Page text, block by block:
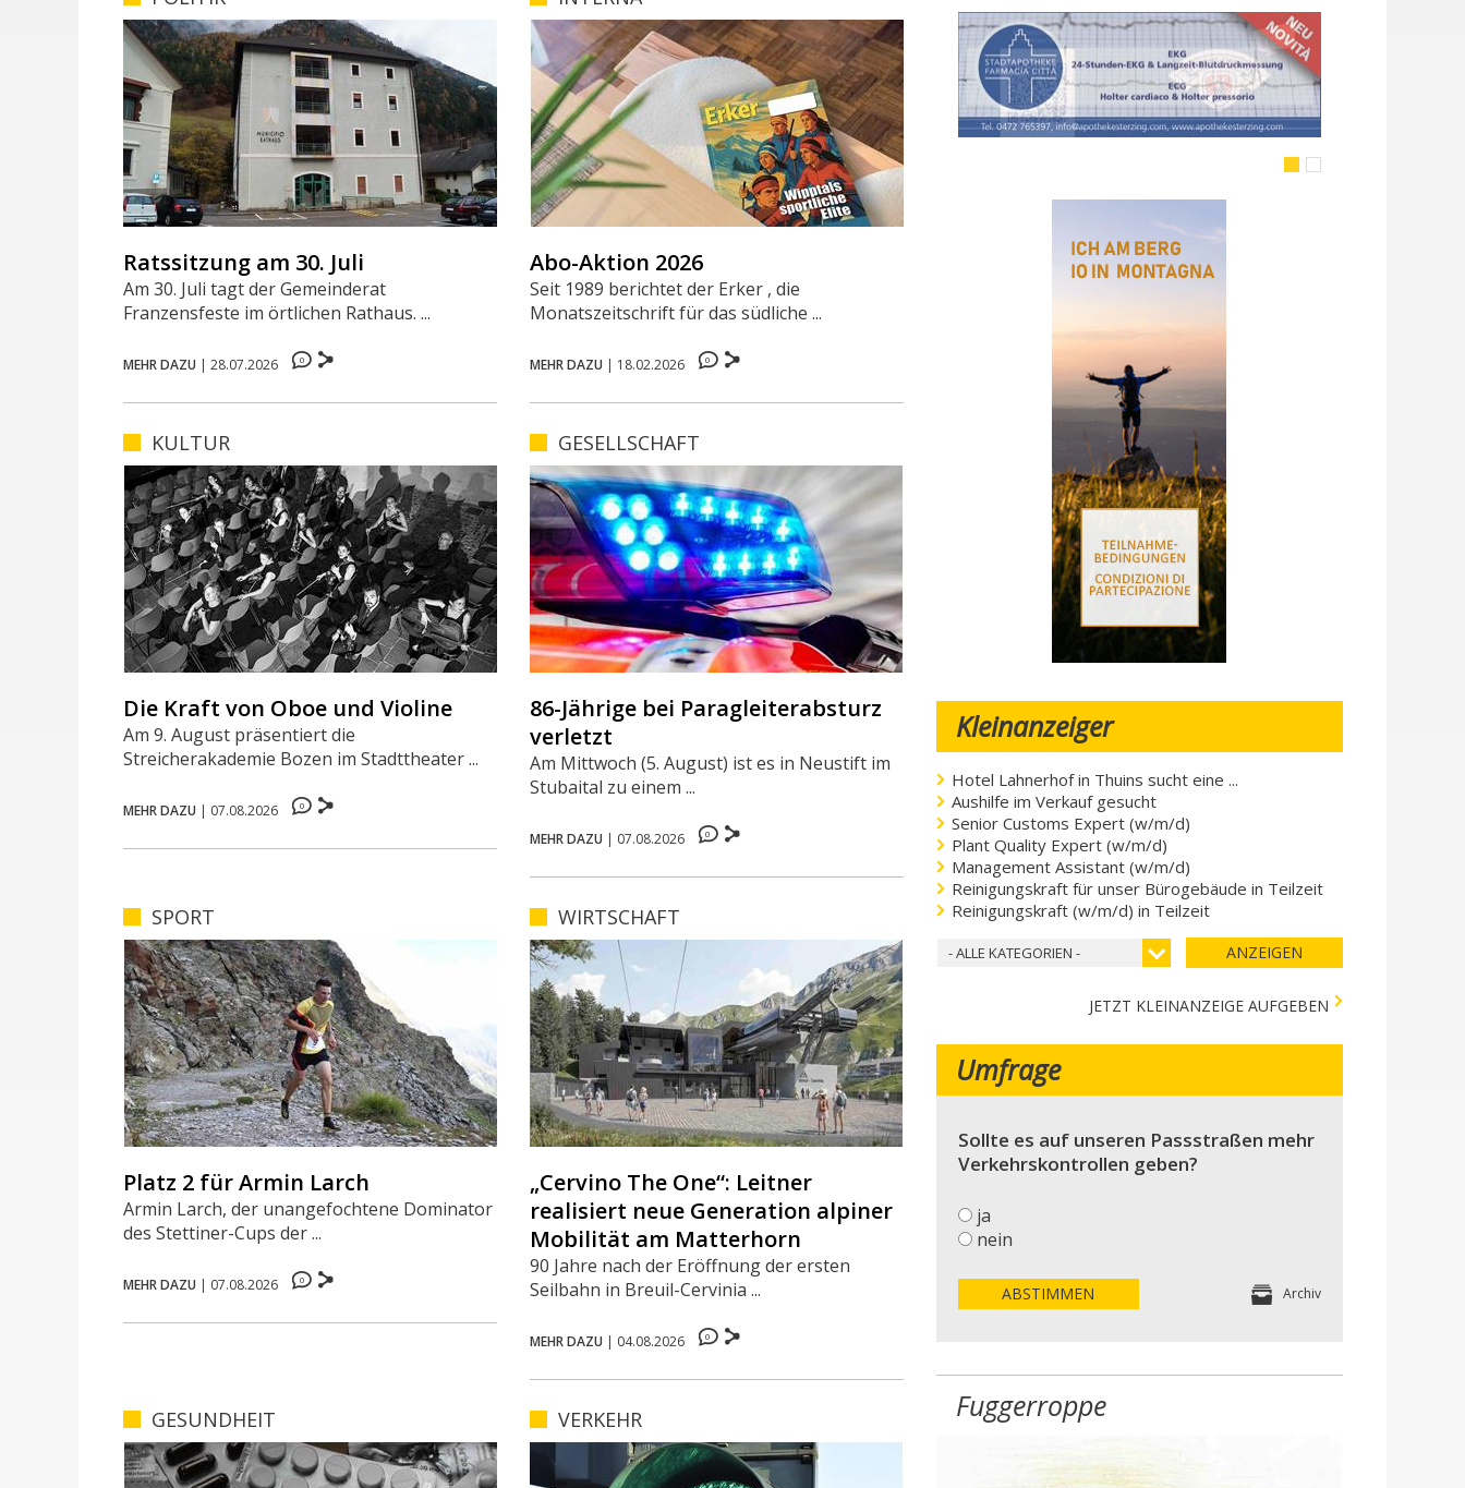
Ratssitzung am 30. Juli
Am 30. Juli tagt der Gemeinderat
Franzensfeste im örtlichen Rathaus. ...
MEHR DAZU |28.07.2026 0
Abo-Aktion 2026
Seit 1989 berichtet der Erker , die
Monatszeitschrift für das südliche ...
MEHR DAZU | 18.02.2026 0
KULTUR
Die Kraft von Oboe und Violine
Am 9. August präsentiert die
Streicherakademie Bozen im Stadttheater ...
MEHR DAZU | 07.08.2026 0
GESELLSCHAFT
86-Jährige bei Paragleiterabsturz
verletzt
Am Mittwoch (5. August) ist es in Neustift im
Stubaital zu einem ...
MEHR DAZU | 07.08.2026 0
SPORT
Platz 2 für Armin Larch
Armin Larch, der unangefochtene Dominator
des Stettiner-Cups der ...
MEHR DAZU | 07.08.2026 0
WIRTSCHAFT
„Cervino The One“: Leitner
realisiert neue Generation alpiner
Mobilität am Matterhorn
90 Jahre nach der Eröffnung der ersten
Seilbahn in Breuil-Cervinia ...
MEHR DAZU | 04.08.2026 0
GESUNDHEIT VERKEHR
Kleinanzeiger
Hotel Lahnerhof in Thuins sucht eine ...
Aushilfe im Verkauf gesucht
Senior Customs Expert (w/m/d)
Plant Quality Expert (w/m/d)
Management Assistant (w/m/d)
Reinigungskraft für unser Bürogebäude in Teilzeit
Reinigungskraft (w/m/d) in Teilzeit
- ALLE KATEGORIEN - ANZEIGEN
JETZT KLEINANZEIGE AUFGEBEN
Umfrage
Sollte es auf unseren Passstraßen mehr
Verkehrskontrollen geben?
ja
nein
ABSTIMMEN Archiv
Fuggerroppe